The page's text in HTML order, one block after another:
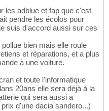
les adblue et fap que c'est
pendre les écolos pour
suis d'accord aussi sur ces
bien mais elle roule
et réparations, et a plus
à une voiture.
et toute l'informatique
20ans elle sera déjà à la
qui sera aussi a
d'une dacia sandero...)